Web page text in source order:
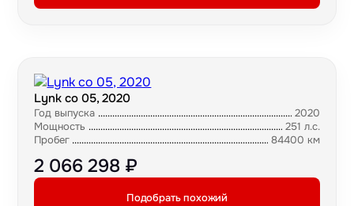
Lynk co 05, 2020
Год выпуска
2020
Мощность
251 л.с.
Пробег
84400 км
2 066 298 ₽
Подобрать похожий